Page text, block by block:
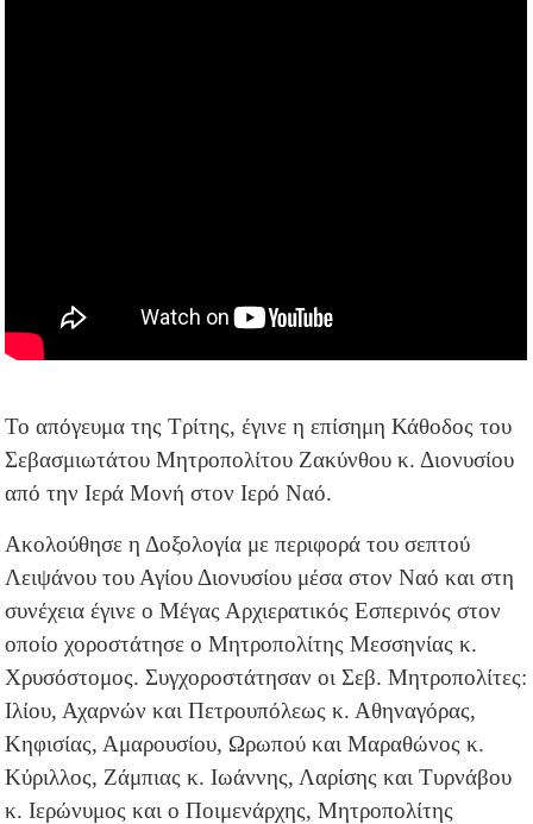
Το απόγευμα της Τρίτης, έγινε η επίσημη Κάθοδος του
Σεβασμιωτάτου Μητροπολίτου Ζακύνθου κ. Διονυσίου
από την Ιερά Μονή στον Ιερό Ναό.
Ακολούθησε η Δοξολογία με περιφορά του σεπτού
Λειψάνου του Αγίου Διονυσίου μέσα στον Ναό και στη
συνέχεια έγινε ο Μέγας Αρχιερατικός Εσπερινός στον
οποίο χοροστάτησε ο Μητροπολίτης Μεσσηνίας κ.
Χρυσόστομος. Συγχοροστάτησαν οι Σεβ. Μητροπολίτες:
Ιλίου, Αχαρνών και Πετρουπόλεως κ. Αθηναγόρας,
Κηφισίας, Αμαρουσίου, Ωρωπού και Μαραθώνος κ.
Κύριλλος, Ζάμπιας κ. Ιωάννης, Λαρίσης και Τυρνάβου
κ. Ιερώνυμος και ο Ποιμενάρχης, Μητροπολίτης